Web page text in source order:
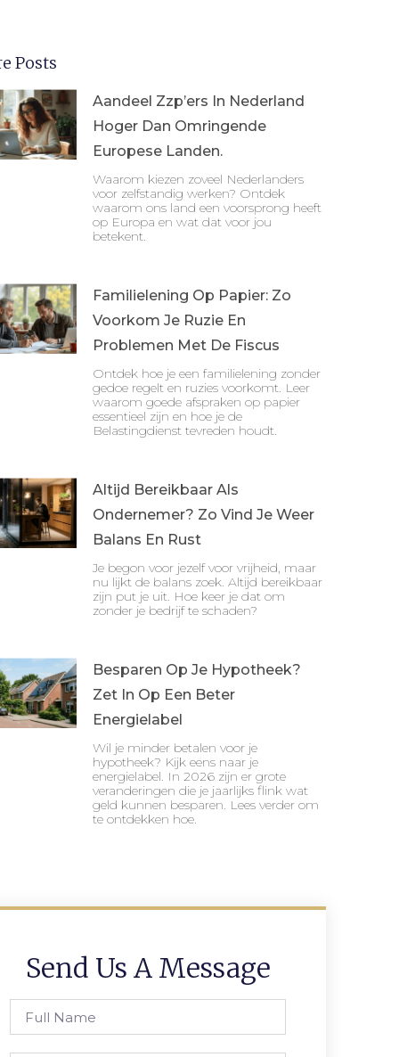
Posts
Aandeel Zzp’ers In Nederland
Hoger Dan Omringende
Europese Landen.
Waarom kiezen zoveel Nederlanders
voor zelfstandig werken? Ontdek
waarom ons land een voorsprong heeft
op Europa en wat dat voor jou
betekent.
Familielening Op Papier: Zo
Voorkom Je Ruzie En
Problemen Met De Fiscus
Ontdek hoe je een familielening zonder
gedoe regelt en ruzies voorkomt. Leer
waarom goede afspraken op papier
essentieel zijn en hoe je de
Belastingdienst tevreden houdt.
Altijd Bereikbaar Als
Ondernemer? Zo Vind Je Weer
Balans En Rust
Je begon voor jezelf voor vrijheid, maar
nu lijkt de balans zoek. Altijd bereikbaar
zijn put je uit. Hoe keer je dat om
zonder je bedrijf te schaden?
Besparen Op Je Hypotheek?
Zet In Op Een Beter
Energielabel
Wil je minder betalen voor je
hypotheek? Kijk eens naar je
energielabel. In 2026 zijn er grote
veranderingen die je jaarlijks flink wat
geld kunnen besparen. Lees verder om
te ontdekken hoe.
Send Us A Message